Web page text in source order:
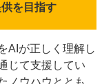
を目指す
AIが正しく理解し
じて支援してい
ノウハウととも